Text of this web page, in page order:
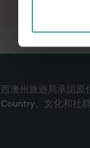
西澳州旅遊局承認原
Country、文化和社